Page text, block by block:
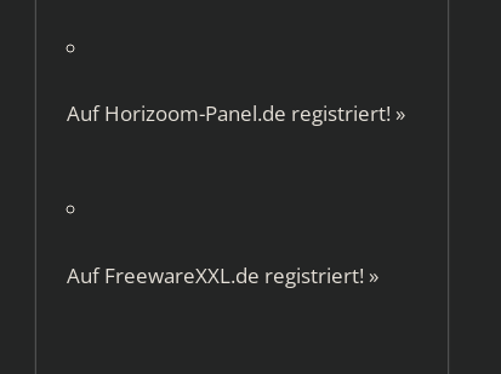
AufHorizoom-Panel.de registriert! »
AufFreewareXXL.de registriert! »